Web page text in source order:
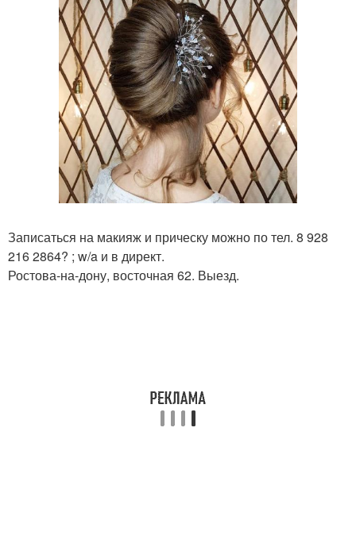
Записаться на макияж и прическу можно по тел. 8 928
216 2864? ; w/a и в директ.
Ростова-на-дону, восточная 62. Выезд.